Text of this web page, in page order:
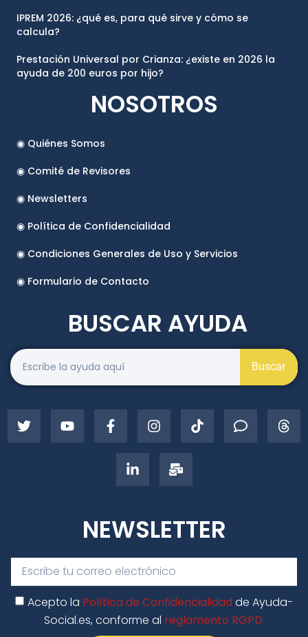
IPREM 2026: ¿qué es, para qué sirve y cómo se
calcula?
Prestación Universal por Crianza: ¿existe en 2026 la
ayuda de 200 euros por hijo?
NOSOTROS
◉ Quiénes Somos
◉ Comité de Revisores
◉ Newsletters
◉ Política de Confidencialidad
◉ Condiciones Generales de Uso y Servicios
◉ Formulario de Contacto
Buscar
BUSCAR AYUDA
NEWSLETTER
Acepto la Política de Confidencialidad de Ayuda-
Social.es, conforme al reglamento RGPD.